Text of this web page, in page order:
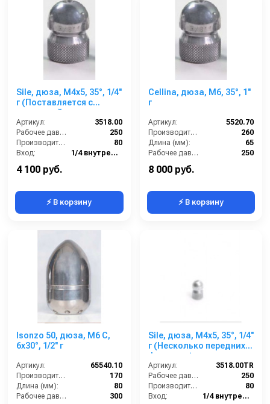
Sile, дюза, M4x5, 35°, 1/4''
г (Поставляется с
заглушкой и доп.
вставкой для передней
струи)
Артикул:
3518.00
Рабочее давление (бар):
250
Производительность (л/мин):
80
Вход:
1/4 внутренняя резьба
4 100 руб.
⚡ В корзину
Cellina, дюза, M6, 35°, 1''
г
Артикул:
5520.70
Производительность (л/мин):
260
Длина (мм):
65
Рабочее давление (бар):
250
8 000 руб.
⚡ В корзину
Isonzo 50, дюза, M6 C,
6x30°, 1/2'' г
Артикул:
65540.10
Производительность (л/мин):
170
Длина (мм):
80
Рабочее давление (бар):
300
Sile, дюза, M4x5, 35°, 1/4''
г (Несколько передних
форсунок)
Артикул:
3518.00TR
Рабочее давление (бар):
250
Производительность (л/мин):
80
Вход:
1/4 внутренняя резьба